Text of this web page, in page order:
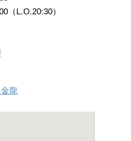
（L.O.20:30）
龍